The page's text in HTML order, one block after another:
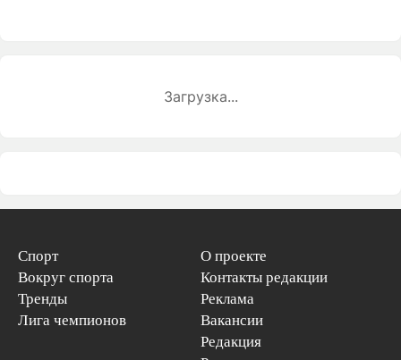
Загрузка...
Спорт
Вокруг спорта
Тренды
Лига чемпионов
О проекте
Контакты редакции
Реклама
Вакансии
Редакция